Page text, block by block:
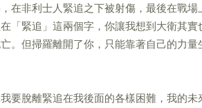
在非利士人緊追之下被射傷，最後在戰
「緊追」這兩個字，你讓我想到大衛其實
。但掃羅離開了你，只能靠著自己的力量
要脫離緊追在我後面的各樣困難，我的